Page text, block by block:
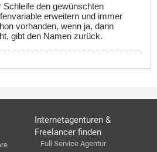
Schleife den gewünschten
erweitern und immer
vorhanden, wenn ja, dann
gibt den Namen zurück.
Internetagenturen &
Freelancer finden
Full Service Agentur